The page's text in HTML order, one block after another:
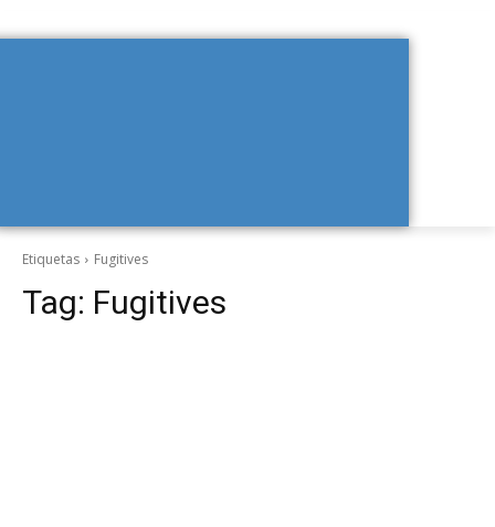
Etiquetas Fugitives
Tag: Fugitives